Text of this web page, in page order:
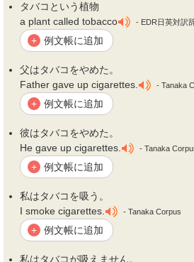
タバコ という植物
a plant called tobacco
- EDR日英対訳
+ 例文帳に追加
父はタバコをやめた。
Father gave up cigarettes.
- Tanaka
+ 例文帳に追加
彼はタバコをやめた。
He gave up cigarettes.
- Tanaka
+ 例文帳に追加
私はタバコを吸う。
I smoke cigarettes.
- Tanaka Corpus
+ 例文帳に追加
私はタバコが吸えません。